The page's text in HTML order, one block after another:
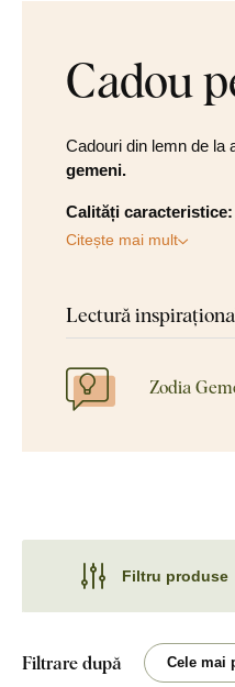
Cadou
Cadouri din lemn de la
gemeni.
Calități caracteristice:
Citește mai mult
Lectură
Zodia
Filtru produse
Motiv
Filtrare după Cele mai